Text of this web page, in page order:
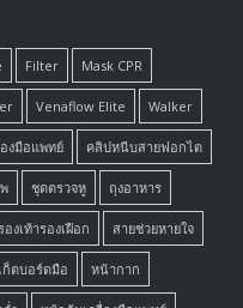
Filter Mask CPR
Venaflow Elite Walker
องมือแพทย์ คลิปหนีบสายฟอกไต
ชุดตรวจหู ถุงอาหาร
องเท้ารองเฝือก สายช่วยหายใจ
ก็ตบอร์ดมือ หน้ากาก